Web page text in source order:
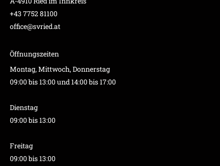
+43 7752 81100
office@svried.at
Öffnungszeiten
Montag, Mittwoch, Donnerstag
09:00 bis 13:00 und 14:00 bis 17:00
Dienstag
09:00 bis 13:00
Freitag
09:00 bis 13:00